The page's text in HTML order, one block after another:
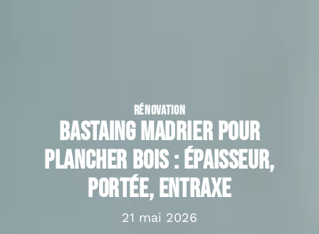
RÉNOVATION
Bastaing madrier pour
plancher bois : épaisseur,
portée, entraxe
21 mai 2026